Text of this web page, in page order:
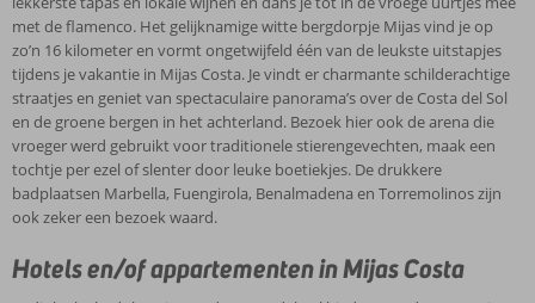
met de flamenco. Het gelijknamige witte bergdorpje Mijas vind je op
zo’n 16 kilometer en vormt ongetwijfeld één van de leukste uitstapjes
tijdens je vakantie in Mijas Costa. Je vindt er charmante schilderachtige
straatjes en geniet van spectaculaire panorama’s over de Costa del Sol
en de groene bergen in het achterland. Bezoek hier ook de arena die
vroeger werd gebruikt voor traditionele stierengevechten, maak een
tochtje per ezel of slenter door leuke boetiekjes. De drukkere
badplaatsen Marbella, Fuengirola, Benalmadena en Torremolinos zijn
ook zeker een bezoek waard.
Hotels en/of appartementen in Mijas Costa